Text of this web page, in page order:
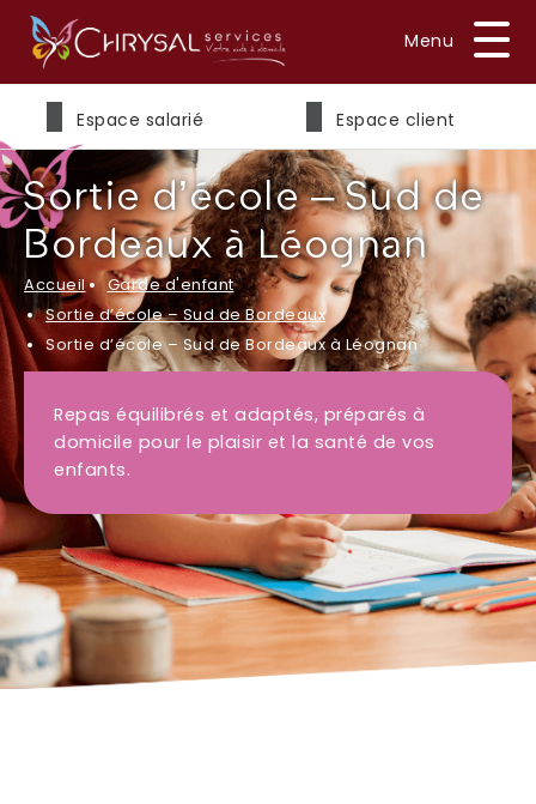
Espace salarié Espace client
Sortie d’école – Sud de
Bordeaux à Léognan
Accueil
Garde d'enfant
Sortie d’école – Sud de Bordeaux
Sortie d’école – Sud de Bordeaux à Léognan
Repas équilibrés et adaptés, préparés à
domicile pour le plaisir et la santé de vos
enfants.
Prénom*
Nom *
E-mail*
Téléphone
Ville*